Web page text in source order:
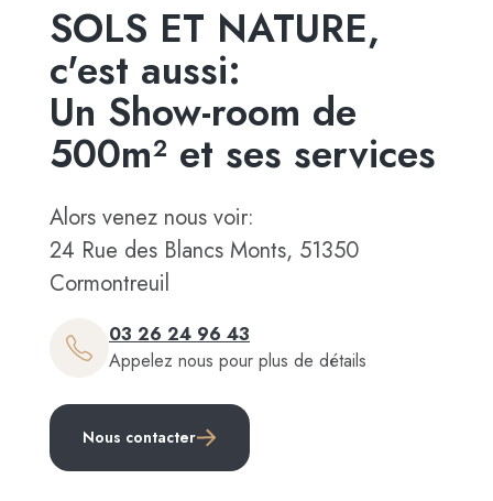
SOLS ET NATURE,
c'est aussi:
Un Show-room de
500m² et ses services
Alors venez nous voir:
24 Rue des Blancs Monts, 51350
Cormontreuil
03 26 24 96 43
Appelez nous pour plus de détails
Nous contacter